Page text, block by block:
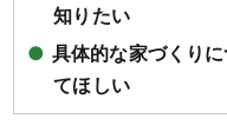
知りたい
● 具体的な家づくり
てほしい